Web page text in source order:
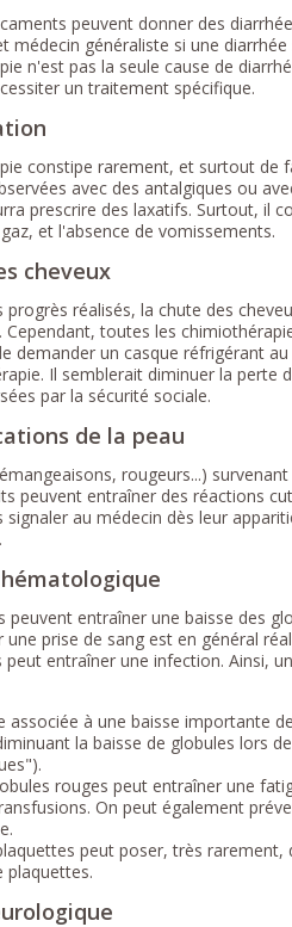
peuvent donner des
médecin généraliste si une
n'est pas la seule cause de
un traitement spécifique.
constipe rarement, et surtout de
avec des antalgiques ou
prescrire des laxatifs. Surtout, il
et l'absence de vomissements.
cheveux
progrès réalisés, la chute des
Cependant, toutes les
demander un casque réfrigérant
Il semblerait diminuer la perte
par la sécurité sociale.
de la peau
rougeurs...)
peuvent entraîner des réactions
signaler au médecin dès leur
peuvent entraîner une baisse des
une prise de sang est en général
peut entraîner une infection. Ainsi,
associée à une baisse importante
la baisse de globules lors
rouges peut entraîner une
On peut également
peut poser, très
plaquettes.